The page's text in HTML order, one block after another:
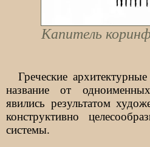
Капитель
Греческие
название от
явились результатом
конструктивно
системы.